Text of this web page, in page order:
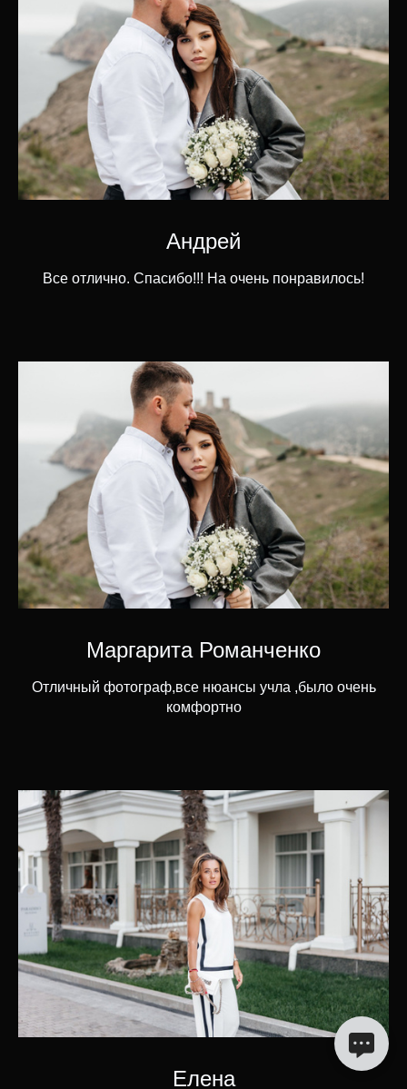
Андрей
Все отлично. Спасибо!!! На очень понравилось!
Маргарита Романченко
Отличный фотограф,все нюансы учла ,было очень
комфортно
Елена